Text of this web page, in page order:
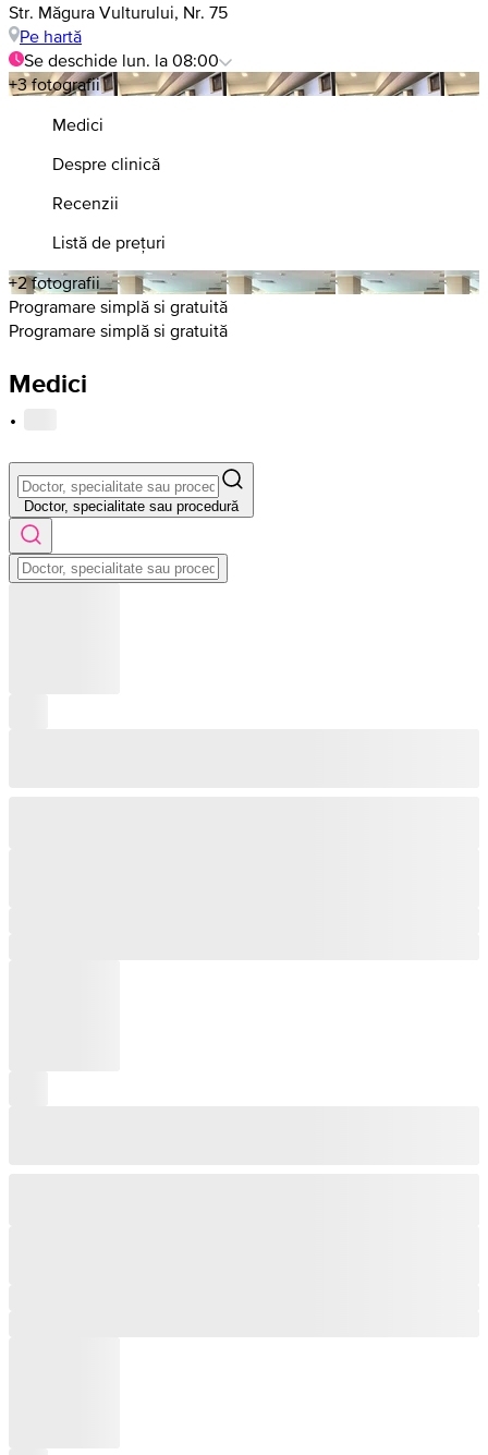
Str. Măgura Vulturului, Nr. 75
Pe hartă
Se deschide lun. la 08:00
+3 fotografii
Medici
Despre clinică
Recenzii
Listă de prețuri
+2 fotografii
Programare simplă si gratuită
Programare simplă si gratuită
Medici
·
Doctor, specialitate sau procedură